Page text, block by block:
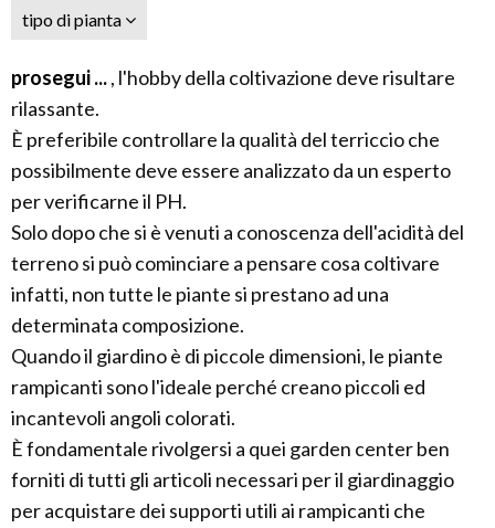
tipo di pianta
prosegui ..., l'hobby della coltivazione deve risultare
rilassante.
È preferibile controllare la qualità del terriccio che
possibilmente deve essere analizzato da un esperto
per verificarne il PH.
Solo dopo che si è venuti a conoscenza dell'acidità del
terreno si può cominciare a pensare cosa coltivare
infatti, non tutte le piante si prestano ad una
determinata composizione.
Quando il giardino è di piccole dimensioni, le piante
rampicanti sono l'ideale perché creano piccoli ed
incantevoli angoli colorati.
È fondamentale rivolgersi a quei garden center ben
forniti di tutti gli articoli necessari per il giardinaggio
per acquistare dei supporti utili ai rampicanti che